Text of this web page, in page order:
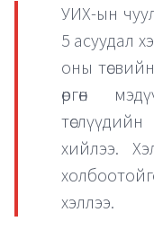
УИХ-ын
5 асуудал
оны
өргөн
хийлээ.
хэллээ.